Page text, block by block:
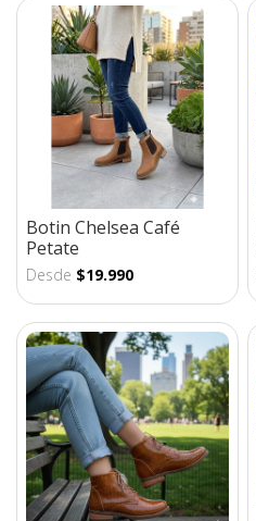
Botin Chelsea Café
Petate
Desde $19.990